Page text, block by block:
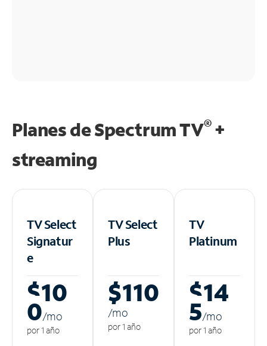
Planes de Spectrum TV®+
streaming
TV Select
Signatur
e
$10
0/mo
por 1 año
TV Select
Plus
$110
/mo
por 1 año
TV
Platinum
$14
5/mo
por 1 año